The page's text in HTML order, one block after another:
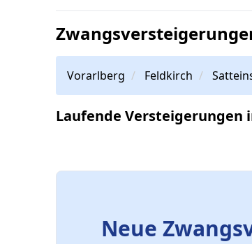
Vorarlberg Feldkirch
Laufende Versteigerungen
Neue